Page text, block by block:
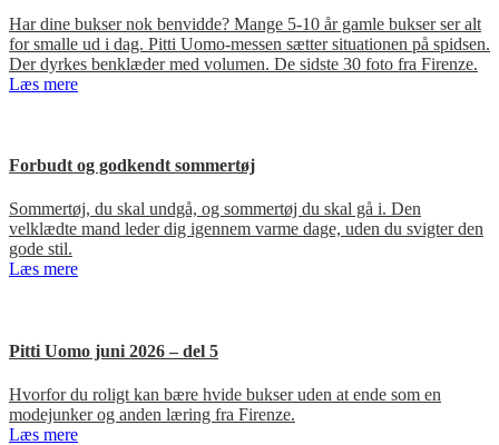
Har dine bukser nok benvidde? Mange 5-10 år gamle bukser ser alt
for smalle ud i dag. Pitti Uomo-messen sætter situationen på spidsen.
Der dyrkes benklæder med volumen. De sidste 30 foto fra Firenze.
Læs mere
Forbudt og godkendt sommertøj
Sommertøj, du skal undgå, og sommertøj du skal gå i. Den
velklædte mand leder dig igennem varme dage, uden du svigter den
gode stil.
Læs mere
Pitti Uomo juni 2026 – del 5
Hvorfor du roligt kan bære hvide bukser uden at ende som en
modejunker og anden læring fra Firenze.
Læs mere